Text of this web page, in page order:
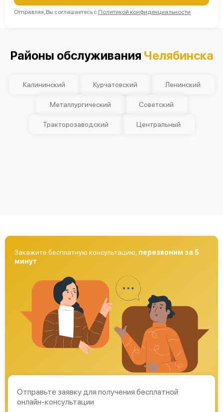
Отправляя, Вы соглашаетесь с Политикой конфиденциальности
Районы обслуживания Челябинска
Калининский Курчатовский Ленинский
Металлургический Советский
Тракторозаводский Центральный
Отправьте заявку для получения бесплатной
онлайн-консультации
Закажите бесплатную консультацию, перезвоним за 5
минут